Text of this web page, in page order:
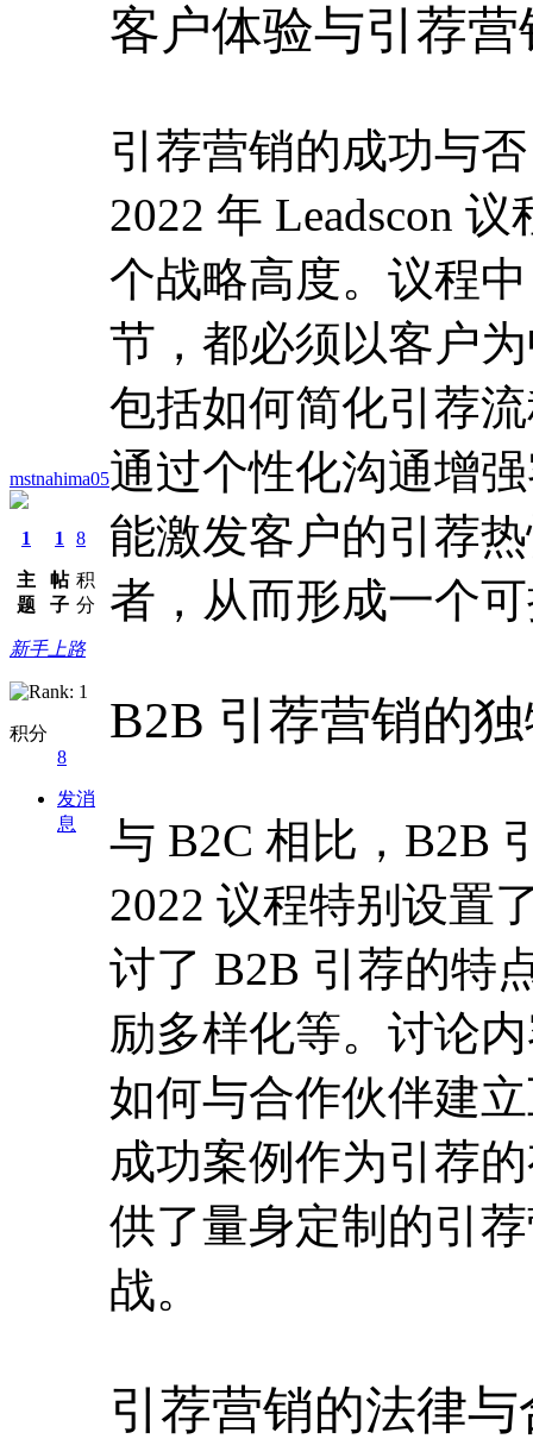
mstnahima05
1
主
题
1
帖
子
8
积
分
新手上路
积分
8
发消
息
客户体验与引荐营
引荐营销的成功与
2022 年 Leadscon
个战略高度。议程
节，都必须以客户
包括如何简化引荐
通过个性化沟通增
能激发客户的引荐
者，从而形成一个
B2B 引荐营销的
与 B2C 相比，B2B
2022 议程特别设置
讨了 B2B 引荐的特
励多样化等。讨论
如何与合作伙伴建
成功案例作为引荐
供了量身定制的引
战。
引荐营销的法律